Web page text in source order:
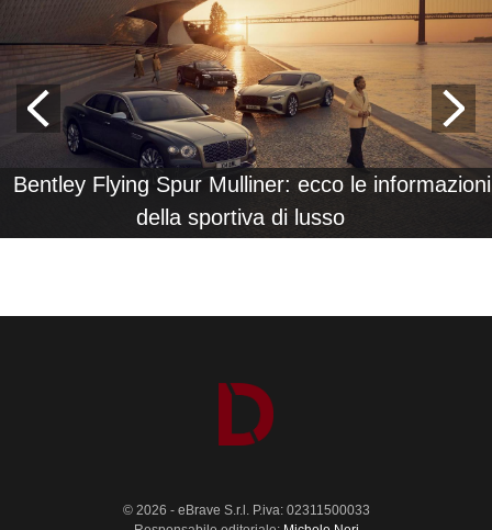
Bentley Flying Spur Mulliner: ecco le informazioni
della sportiva di lusso
© 2026 - eBrave S.r.l. P.iva: 02311500033